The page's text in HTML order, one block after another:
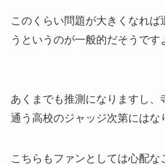
このくらい問題が大きくなれば
うというのが一般的だそうです
あくまでも推測になりますし、
通う高校のジャッジ次第にはな
こちらもファンとしては心配な